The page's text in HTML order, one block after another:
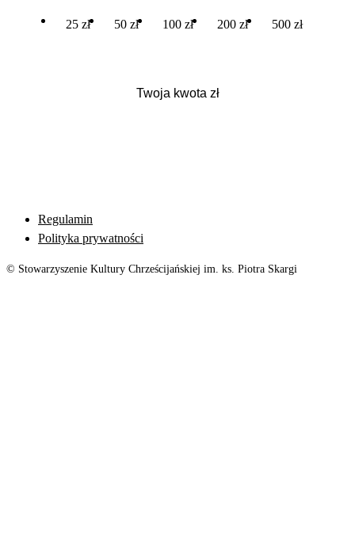
25 zł 50 zł 100 zł 200 zł 500 zł
Regulamin
Polityka prywatności
© Stowarzyszenie Kultury Chrześcijańskiej im. ks. Piotra Skargi